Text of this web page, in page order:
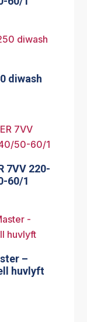
diwash
7VV 220-
60/1
–
huvlyft